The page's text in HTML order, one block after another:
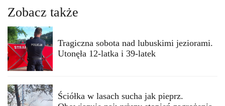
Zobacz także
Tragiczna sobota nad lubuskimi jeziorami.
Utonęła 12-latka i 39-latek
Ściółka w lasach sucha jak pieprz.